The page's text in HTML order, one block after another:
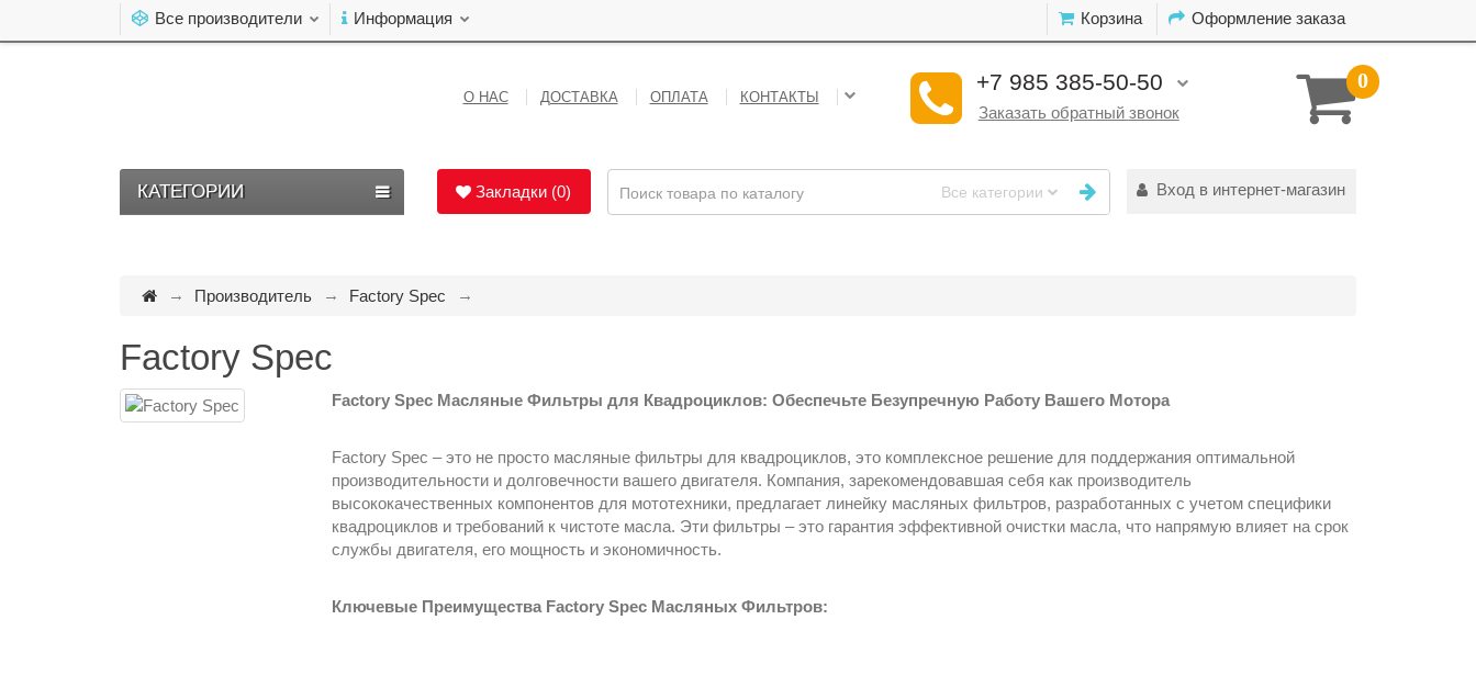
Корзина Оформление заказа
Все производители Информация
О НАС ДОСТАВКА ОПЛАТА КОНТАКТЫ СОТРУДНИЧЕСТВО
+7 985 385-50-50
Заказать обратный звонок
0
КАТЕГОРИИ Закладки (0) Все категории Вход в интернет-магазин
Производитель Factory Spec
Factory Spec
Factory Spec Масляные Фильтры для Квадроциклов: Обеспечьте Безупречную Работу Вашего Мотора
Factory Spec – это не просто масляные фильтры для квадроциклов, это комплексное решение для поддержания оптимальной
производительности и долговечности вашего двигателя. Компания, зарекомендовавшая себя как производитель
высококачественных компонентов для мототехники, предлагает линейку масляных фильтров, разработанных с учетом специфики
квадроциклов и требований к чистоте масла. Эти фильтры – это гарантия эффективной очистки масла, что напрямую влияет на срок
службы двигателя, его мощность и экономичность.
Ключевые Преимущества Factory Spec Масляных Фильтров: